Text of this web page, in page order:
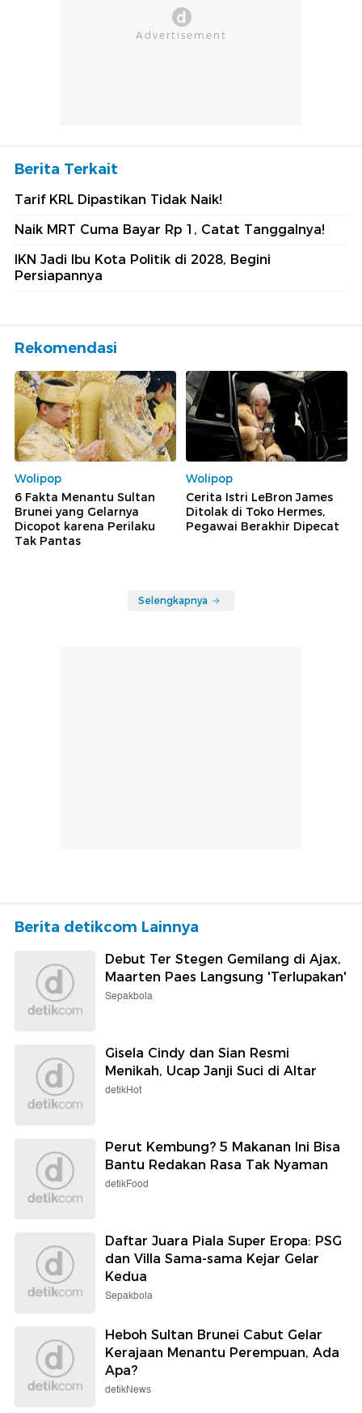
Berita Terkait
Tarif KRL Dipastikan Tidak Naik!
Naik MRT Cuma Bayar Rp 1, Catat Tanggalnya!
IKN Jadi Ibu Kota Politik di 2028, Begini
Persiapannya
Rekomendasi
Wolipop
6 Fakta Menantu Sultan
Brunei yang Gelarnya
Dicopot karena Perilaku
Tak Pantas
Wolipop
Cerita Istri LeBron James
Ditolak di Toko Hermes,
Pegawai Berakhir Dipecat
Selengkapnya
Berita detikcom Lainnya
Debut Ter Stegen Gemilang di Ajax,
Maarten Paes Langsung 'Terlupakan'
Sepakbola
Gisela Cindy dan Sian Resmi
Menikah, Ucap Janji Suci di Altar
detikHot
Perut Kembung? 5 Makanan Ini Bisa
Bantu Redakan Rasa Tak Nyaman
detikFood
Daftar Juara Piala Super Eropa: PSG
dan Villa Sama-sama Kejar Gelar
Kedua
Sepakbola
Heboh Sultan Brunei Cabut Gelar
Kerajaan Menantu Perempuan, Ada
Apa?
detikNews